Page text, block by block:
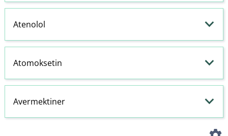
Atenolol
Atomoksetin
Avermektiner